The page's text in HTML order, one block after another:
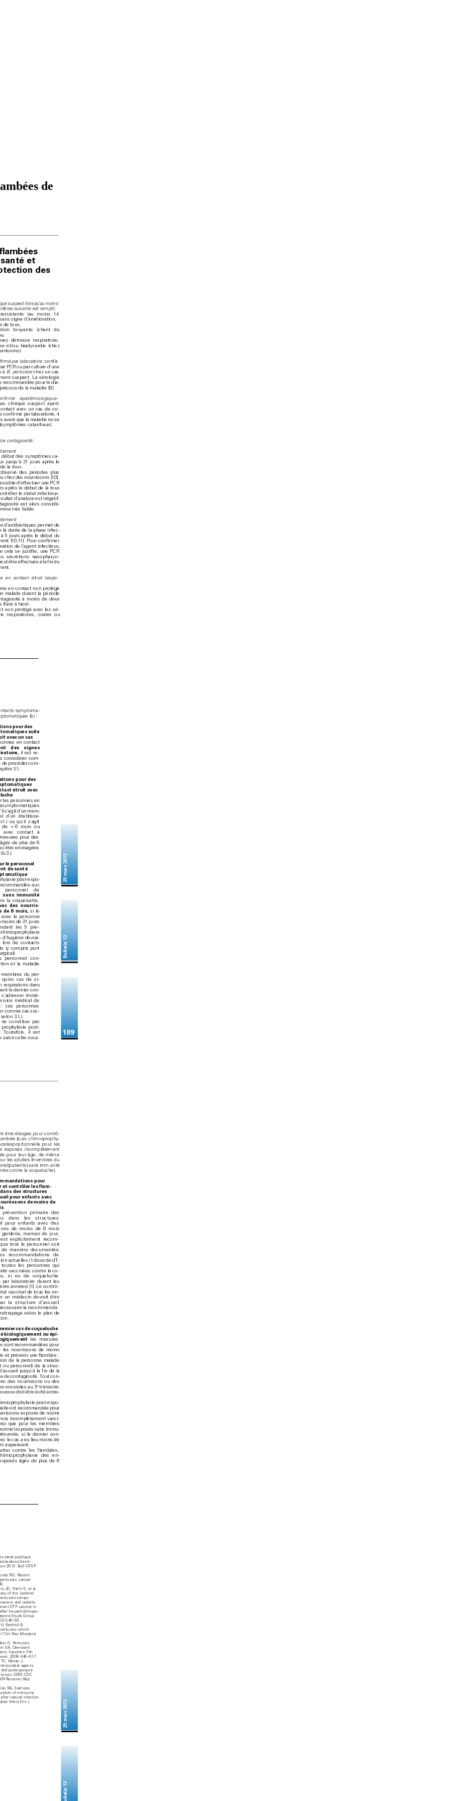
de
et
des
suspect (lorsqu’au moins
ères suivants est rempli) :
(au moins 14
signe d’amélioration,
de to ux,
bruyante (chant du
u
détresse respirato ire,
et/ou bradycardie (chez
.
irmé par laboratoire : conf ir-
PCR o u par culture d’une
à B. pertussis c hez un cas
suspect. L a sérologie
recommandée pour le dia-
ce de la maladie [9].
irmé épidémiologique-
c linique suspect ayant
avec un cas de co-
confirmé par laboratoire, 4
avant que la maladie ne se
catarrhaux).
contagiosité :
t
début des symptômes ca-
jusqu’à 21 jours après le
e la toux.
vé des périodes plus
chez des nourrissons [1 0].
le d’effectuer une PCR
a près le début de la toux
ntrôler le statut infectieux.
d’analyse est négatif,
iosité est alors considé-
très faible.
tement
d’antibiotiques permet de
la durée de la phase infec-
à 5 jours après le début du
[ 1 0,11
]. Pour confirmer
de l’agent infectieux,
cel a se justifie, une PC R
sécrétions nasopharyn-
être effectuée à la fin du
t.
en contact étroit (expo-
en contact no n protégé
malade durant la pé riode
giosité à moins de deux
(face à face) .
non protégé avec les sé-
respiratoires, orales ou
25 mars 2013
Bulletin 13
189
cts sym ptoma -
(b) :
pour des
ques suite
t avec un cas
en contact
des signes
il est re-
considérer com-
de procéder co m-
pitre 3.1
pour des
tact étroit avec
luc he
les personnes en
s’agit d’un mem-
d’un éta blisse-
1 .) ou qu’il s’agit
de < 6 mois ou
avec contact à
pour des
és de plus de 6
être envisagées
b.3 .).
ur l e personnel
de santé
matique
post-expo-
ée aux
personnel de
sans immunité
la coqueluche,
c des nourris-
d e 6 mois, si le
avec la personne
moins de 21 jours
les 5 pre-
rophylaxie
d’ hygiène devrai-
lors de contacts
(y compris port
personnel con-
et la maladie
mem bres du per-
en cas de si-
respiratoire dans
le dernier con-
adresser immé-
ice médical de
: ces personnes
comme cas sus -
selon 3.1 .).
ne constitue pas
prophylaxie post-
Toutefois, il est
saisir cette occa-
être élargies pour contrô-
(p.ex. chimioprophy-
pour les
exposés incomp lètement
pour leur âge, de même
les adultes (membres du
/patients) sans immunité
contre la coqueluc he).
pour
r et contrô ler les f lam-
dans d es structures
pour enfants avec
rrissons de moins de
s
prévention primaire des
dans les struc tures
pour enfants avec des
ons de moins de 6 mo is
garderie, maman de jour,
est explicitement recom-
tout le personnel soit
de manière documentée
recommandations de
n actuelles (1 dose de d T-
toutes les personnes qui
vaccinées contre la co -
ni eu de coqueluche
par laboratoire durant les
années) [ 1 ]. Le contrô-
vaccinal de tous les en-
un médecin devrait être
la structure d’accueil
la recommanda-
trapage selon le p lan de
remier ca s de coqueluc he
bio logiquement ou épi-
iquement les mesures
sont recommandées pour
les nourrissons de mo ins
et prévenir une f lambée :
de la personne malade
o u personnel) de la struc-
accueil jusqu’à la fin de la
de co ntagiosité. Tout con-
des nourrissons ou des
enceintes au 3e trimestre
doit être évité entre-
imioprophylaxie post-expo-
est recommandée pour
sons exposés de moins
inco mplètement vacci-
que pour les mem bres
exposés sans immu-
umée, si le dernier con-
le c as a eu lieu moins de
auparavant.
contre les flambées
axie des e n-
âgés de plus de 6
25 mars 2013
Bulletin 13
santé publique.
Senti-
2012. Bull OFSP
RG. Recent
Lancet
JD, Stehr K, et al.
of the Lederle/
compo-
and Lederle
DTP vaccine in
household expo-
Study Group.
546–53.
Kechrid A.
which
Crit Rev Microbiol
D. Pertussis
SA, Orenstein
Vaccines. 5th
2008: 446–517.
TV, Moran J.
agents
postexposure
2005 CDC
Recomm Rep
RA, Salmaso
of immunity
natural infection
Infect Dis J